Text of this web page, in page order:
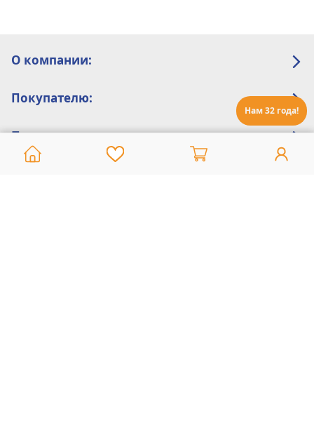
Нам 32 года!
О компании:
Покупателю:
Помощь: